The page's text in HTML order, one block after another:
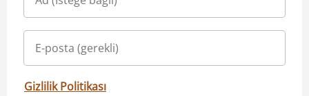
Gizlilik Politikası